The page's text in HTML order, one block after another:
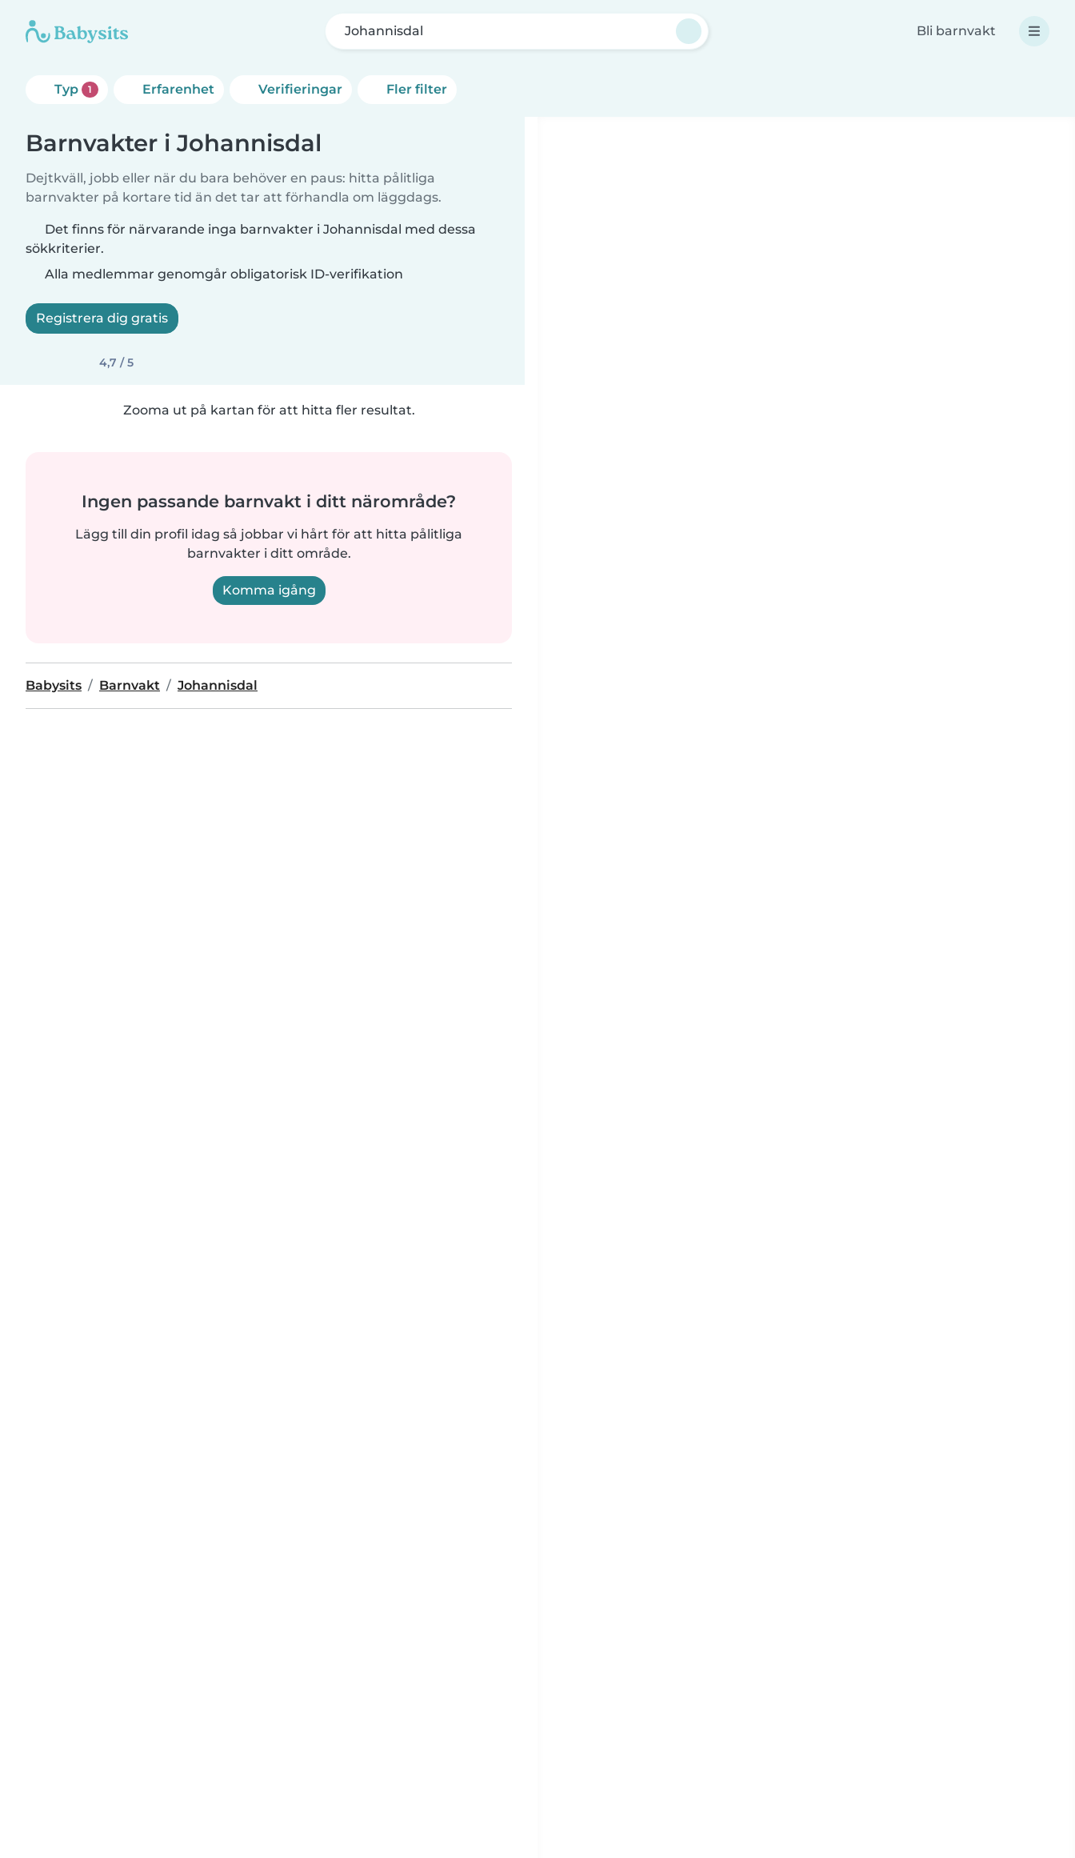
Johannisdal Bli barnvakt
Typ 1 Erfarenhet Verifieringar Fler filter
Barnvakter i Johannisdal
Dejtkväll, jobb eller när du bara behöver en paus: hitta pålitliga
barnvakter på kortare tid än det tar att förhandla om läggdags.
Det finns för närvarande inga barnvakter i Johannisdal med dessa
sökkriterier.
Alla medlemmar genomgår obligatorisk ID-verifikation
Registrera dig gratis
4,7 / 5
Zooma ut på kartan för att hitta fler resultat.
Ingen passande barnvakt i ditt närområde?
Lägg till din profil idag så jobbar vi hårt för att hitta pålitliga
barnvakter i ditt område.
Komma igång
Babysits Barnvakt Johannisdal